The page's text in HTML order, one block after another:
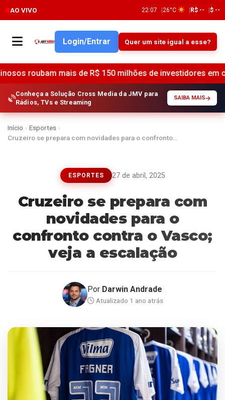
AO VIVO 22:07 26°C R$ -- $ --
Login/Entrar Quer um site igual a esse?
mais de R$ 150 milhões de investidores em criptomoedas
Conheça a Solução Cross Media da JMV para
Rádios, TVs e Streaming
SAIBA MAIS
Início › Esportes ›
Cruzeiro se prepara com novidades para o confronto…
ESPORTES 27 de abril, 2025
Cruzeiro se prepara com
novidades para o
confronto contra o Vasco;
veja a escalação
Por Darwin Andrade
Atualizado 1 ano atrás